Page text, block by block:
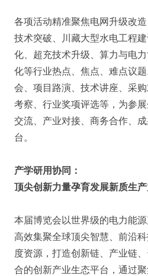
各项活动精准聚焦电网升级改
技术突破、川藏大型水电工程
化、超充技术升级、算力与电
化等行业热点、焦点、难点议
会、项目路演、技术讲座、采
考察、行业奖项评选等，为参
交流、产业对接、商务合作、
台。
产学研用协同：
顶尖创新力量孕育发展新质生
本届博览会以世界级的电力能
高效集聚全球顶尖智慧、前沿
度资源，打造创新链、产业链
合的创新产业生态平台，通过